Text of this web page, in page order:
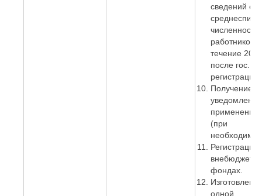
сведений о
численности
работников.
течение 20
после гос.
Получение
(при
Регистрация
фондах.
одной